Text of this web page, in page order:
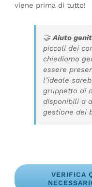
viene prima di tutto!
🤝 Aiuto
piccoli dei
chiediamo
essere
l’ideale
gruppetto di
disponibili a
gestione dei
VERIFICA